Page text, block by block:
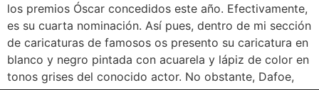
los premios Óscar concedidos este año. Efectivamente,
es su cuarta nominación. Así pues, dentro de mi sección
de caricaturas de famosos os presento su caricatura en
blanco y negro pintada con acuarela y lápiz de color en
tonos grises del conocido actor. No obstante, Dafoe,